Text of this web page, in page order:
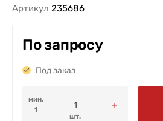
Артикул 235686
По запросу
Под заказ
мин.
1
шт.